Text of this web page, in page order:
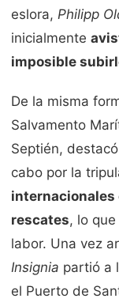
eslora, Philipp
inicialmente
imposible
De la misma
Salvamento
Septién,
cabo por la
internacionales
rescates, lo
labor. Una vez
Insignia partió a
el Puerto de